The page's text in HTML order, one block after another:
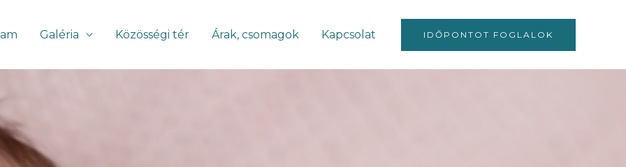
Galéria Közösségi tér Árak, csomagok Kapcsolat IDŐPONTOT FOGLALOK